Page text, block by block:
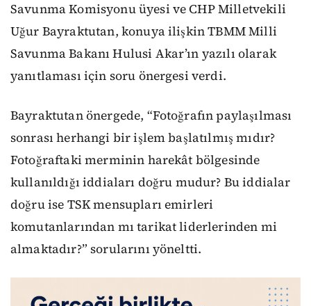
Savunma Komisyonu üyesi ve CHP Milletvekili
Uğur Bayraktutan, konuya ilişkin TBMM Milli
Savunma Bakanı Hulusi Akar’ın yazılı olarak
yanıtlaması için soru önergesi verdi.
Bayraktutan önergede, “Fotoğrafın paylaşılması
sonrası herhangi bir işlem başlatılmış mıdır?
Fotoğraftaki merminin harekât bölgesinde
kullanıldığı iddiaları doğru mudur? Bu iddialar
doğru ise TSK mensupları emirleri
komutanlarından mı tarikat liderlerinden mi
almaktadır?” sorularını yöneltti.